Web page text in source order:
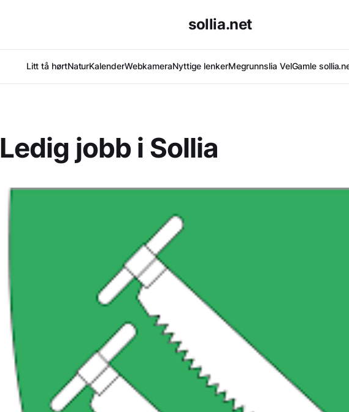
sollia.net
Litt tå hørtNaturKalenderWebkameraNyttige lenkerMegrunnslia VelGamle
Ledig jobb i Sollia